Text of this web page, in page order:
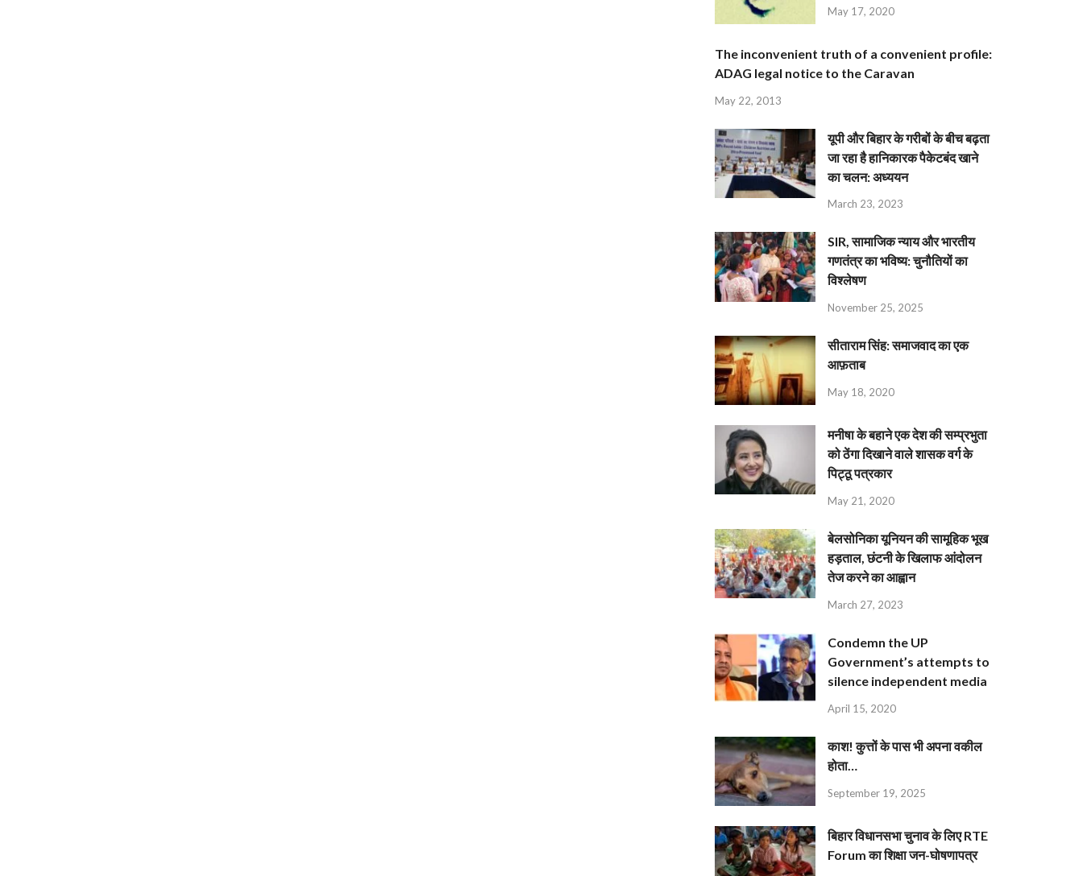
May 17, 2020
The inconvenient truth of a convenient profile:
ADAG legal notice to the Caravan
May 22, 2013
यूपी और बिहार के गरीबों के बीच बढ़ता
जा रहा है हानिकारक पैकेटबंद खाने
का चलन: अध्ययन
March 23, 2023
SIR, सामाजिक न्याय और भारतीय
गणतंत्र का भविष्य: चुनौतियों का
विश्लेषण
November 25, 2025
सीताराम सिंह: समाजवाद का एक
आफ़ताब
May 18, 2020
मनीषा के बहाने एक देश की सम्प्रभुता
को ठेंगा दिखाने वाले शासक वर्ग के
पिट्ठू पत्रकार
May 21, 2020
बेलसोनिका यूनियन की सामूहिक भूख
हड़ताल, छंटनी के खिलाफ आंदोलन
तेज करने का आह्वान
March 27, 2023
Condemn the UP
Government’s attempts to
silence independent media
April 15, 2020
काश! कुत्तों के पास भी अपना वकील
होता…
September 19, 2025
बिहार विधानसभा चुनाव के लिए RTE
Forum का शिक्षा जन-घोषणापत्र